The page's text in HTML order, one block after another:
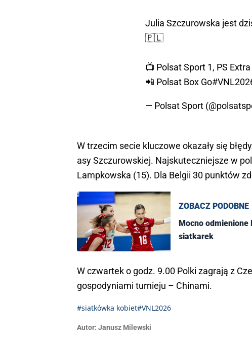
Julia Szczurowska jest
🇵🇱
📺 Polsat Sport 1, PS
📲 Polsat Box Go
— Polsat Sport
W trzecim secie kluczowe okazały się
asy Szczurowskiej. Najskuteczniejsze w
Lampkowska (15). Dla Belgii 30 punktów
ZOBACZ PODOBNE
Mocno odmienione
siatkarek
W czwartek o godz. 9.00 Polki zagrają z
gospodyniami turnieju – Chinami.
#siatkówka kobiet#VNL2026
Autor: Janusz Milewski